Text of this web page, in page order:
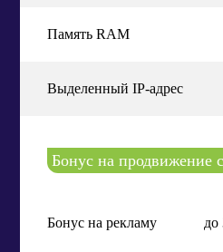
Память RAM
Выделенный IP-адрес
Бонус на продвижение
Бонус на рекламу до